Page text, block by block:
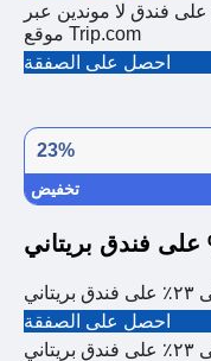
واحصل على خصم 25% على فندق لا موندين عبر
موقع Trip.com
احصل على الصفقة
23%
تخفيض
احصل على الصفقة